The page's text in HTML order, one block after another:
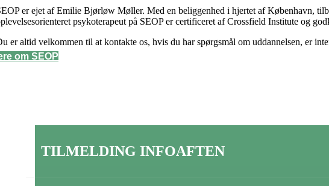
er ejet af Emilie Bjørløw Møller. Med en beliggenhed i hjertet af København,
psykoterapeut på SEOP er certificeret af Crossfield Institute og
er altid velkommen til at kontakte os, hvis du har spørgsmål om uddannelsen, er
om SEOP
TILMELDING INFOAFTEN